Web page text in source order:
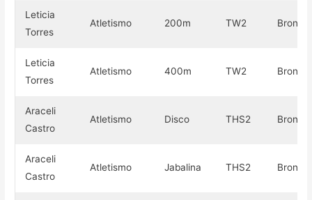
Leticia
Torres
Atletismo 200m TW2 Bronce
Leticia
Torres
Atletismo 400m TW2 Bronce
Araceli
Castro
Atletismo Disco THS2 Bronce
Araceli
Castro
Atletismo Jabalina THS2 Bronce